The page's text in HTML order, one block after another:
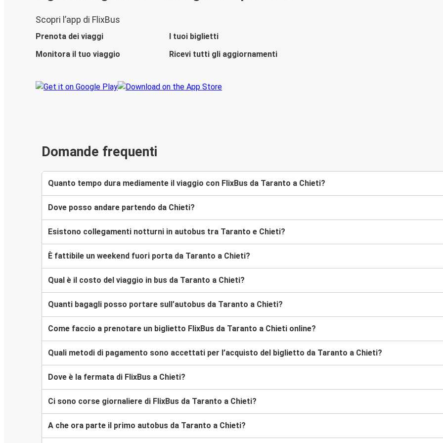
Scopri l’app di FlixBus
Prenota dei viaggi
I tuoi biglietti
Monitora il tuo viaggio
Ricevi tutti gli aggiornamenti
Domande frequenti
Quanto tempo dura mediamente il viaggio con FlixBus da Taranto a Chieti?
Dove posso andare partendo da Chieti?
Esistono collegamenti notturni in autobus tra Taranto e Chieti?
È fattibile un weekend fuori porta da Taranto a Chieti?
Qual è il costo del viaggio in bus da Taranto a Chieti?
Quanti bagagli posso portare sull’autobus da Taranto a Chieti?
Come faccio a prenotare un biglietto FlixBus da Taranto a Chieti online?
Quali metodi di pagamento sono accettati per l’acquisto del biglietto da Taranto a Chieti?
Dove è la fermata di FlixBus a Chieti?
Ci sono corse giornaliere di FlixBus da Taranto a Chieti?
A che ora parte il primo autobus da Taranto a Chieti?